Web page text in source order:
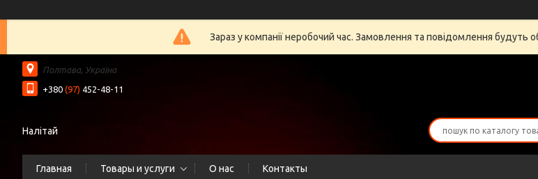
Зараз у компанії неробочий час. Замовлення та повідомлення будуть
Полтава, Україна
+380 (97) 452-48-11
Налітай
Главная Товары и услуги О нас Контакты